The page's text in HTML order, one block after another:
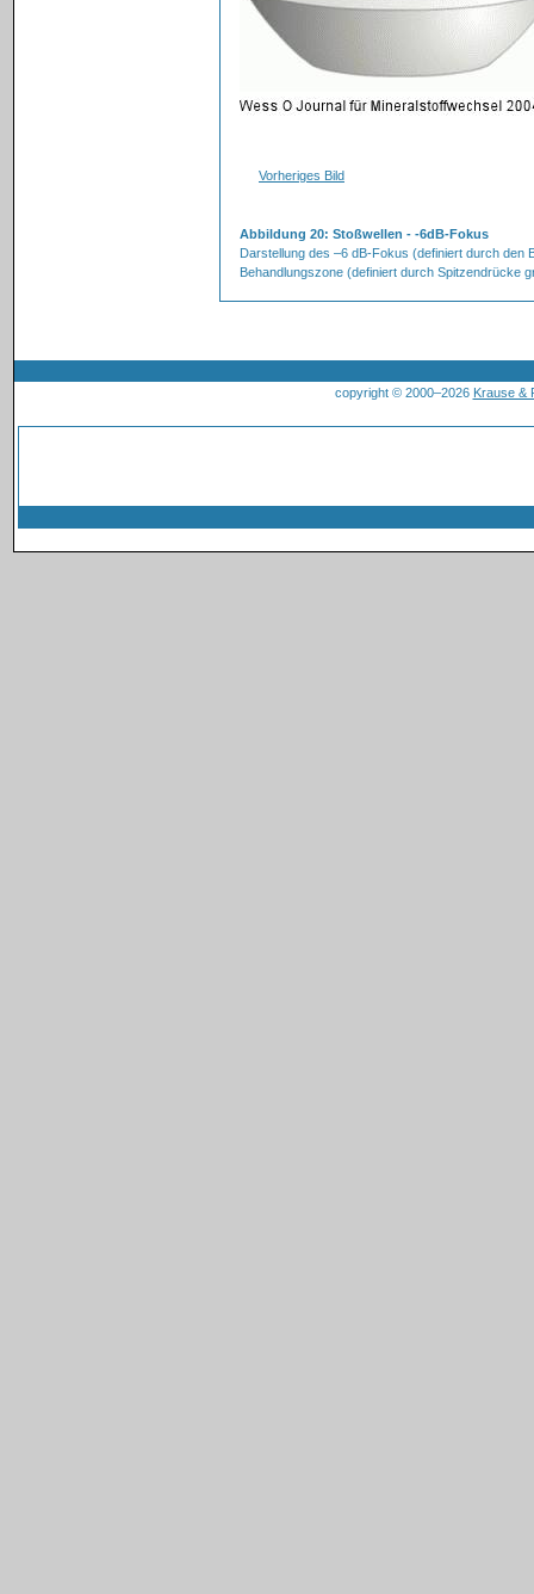
Vorheriges Bild
Abbildung 20: Stoßwellen - -6dB-Fokus
Darstellung des –6 dB-Fokus (definiert durch den
Behandlungszone (definiert durch Spitzendrücke
copyright © 2000–2026 Krause &